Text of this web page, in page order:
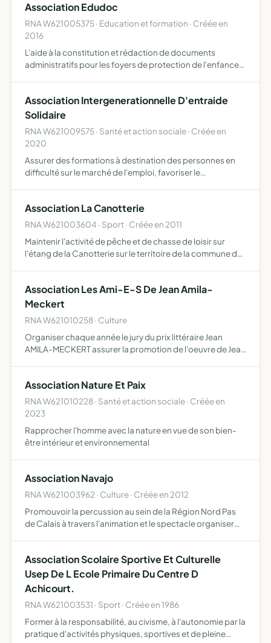
Association Edudoc
RNA W621005375 · Education et formation · Créée en
2016
L'aide à la constitution et rédaction de documents
administratifs pour les foyers de protection de l'enfance
intervient…
Association Intergenerationnelle D'entraide
Solidaire
RNA W621009575 · Santé et action sociale · Créée en
2020
Assurer des formations à destination des personnes en
difficulté sur le marché de l'emploi, favoriser le
colle…
Association La Canotterie
RNA W621003604 · Sport · Créée en 2011
Maintenir l'activité de pêche et de chasse de loisir sur
l'étang de la Canotterie sur le territoire de la commune de
Association Les Ami-E-S De Jean Amila-
Meckert
RNA W621010258 · Culture
Organiser chaque année le jury du prix littéraire Jean
AMILA-MECKERT assurer la promotion de l'oeuvre de Jean
Association Nature Et Paix
RNA W621010228 · Santé et action sociale · Créée en
2023
Rapprocher l'homme avec la nature en vue de son bien-
être intérieur et environnemental
Association Navajo
RNA W621003962 · Culture · Créée en 2012
Promouvoir la percussion au sein de la Région Nord Pas
de Calais à travers l'animation et le spectacle organiser
Association Scolaire Sportive Et Culturelle
Usep De L Ecole Primaire Du Centre D
Achicourt.
RNA W621003531 · Sport · Créée en 1986
Former à la responsabilité, au civisme, à l'autonomie par la
pratique d'activités physiques, sportives et de pleine